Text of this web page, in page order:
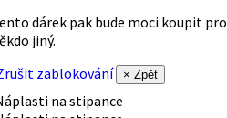
dárek pak bude moci koupit pro
jiný.
zablokování
× Zpět